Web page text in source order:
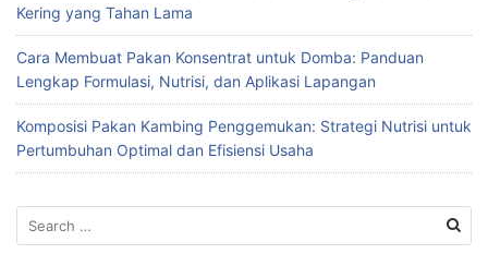
Kering yang Tahan Lama
Cara Membuat Pakan Konsentrat untuk Domba: Panduan
Lengkap Formulasi, Nutrisi, dan Aplikasi Lapangan
Komposisi Pakan Kambing Penggemukan: Strategi Nutrisi untuk
Pertumbuhan Optimal dan Efisiensi Usaha
Search
for: